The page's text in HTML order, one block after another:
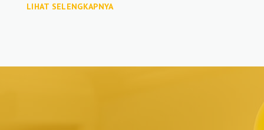
LIHAT SELENGKAPNYA